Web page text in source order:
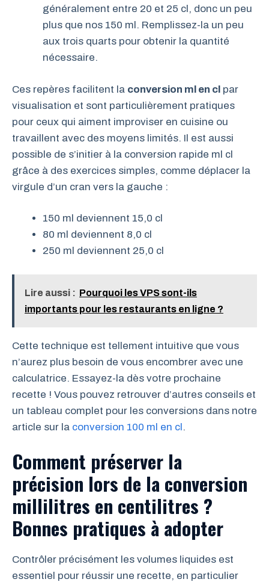
généralement entre 20 et 25 cl, donc un peu
plus que nos 150 ml. Remplissez-la un peu
aux trois quarts pour obtenir la quantité
nécessaire.
Ces repères facilitent la conversion ml en cl par
visualisation et sont particulièrement pratiques
pour ceux qui aiment improviser en cuisine ou
travaillent avec des moyens limités. Il est aussi
possible de s’initier à la conversion rapide ml cl
grâce à des exercices simples, comme déplacer la
virgule d’un cran vers la gauche :
150 ml deviennent 15,0 cl
80 ml deviennent 8,0 cl
250 ml deviennent 25,0 cl
Lire aussi : Pourquoi les VPS sont-ils
importants pour les restaurants en ligne ?
Cette technique est tellement intuitive que vous
n’aurez plus besoin de vous encombrer avec une
calculatrice. Essayez-la dès votre prochaine
recette ! Vous pouvez retrouver d’autres conseils et
un tableau complet pour les conversions dans notre
article sur la conversion 100 ml en cl.
Comment préserver la
précision lors de la conversion
millilitres en centilitres ?
Bonnes pratiques à adopter
Contrôler précisément les volumes liquides est
essentiel pour réussir une recette, en particulier